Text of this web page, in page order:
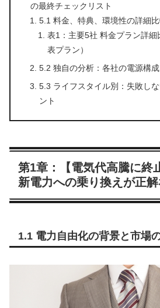
の最終チェックリスト
5.1 料金、特典、環境性の詳細
表1：主要5社 料金プラン詳
表プラン）
5.2 独自の分析：各社の電源構
5.3 ライフスタイル別：失敗し
ント
第1章：【電気代高騰に終
新電力への乗り換えが正解
1.1 電力自由化の背景と市場